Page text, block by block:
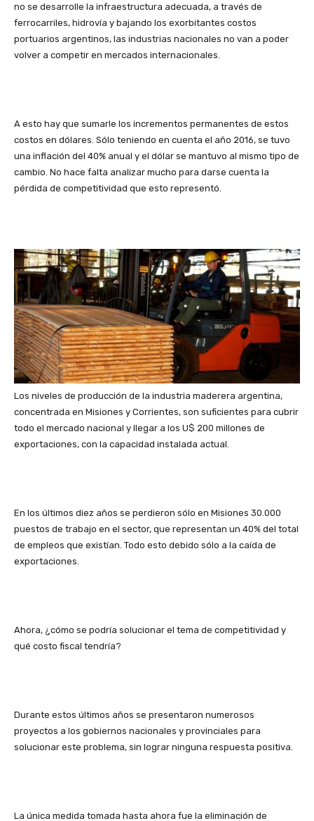
no se desarrolle la infraestructura adecuada, a través de
ferrocarriles, hidrovía y bajando los exorbitantes costos
portuarios argentinos, las industrias nacionales no van a poder
volver a competir en mercados internacionales.
A esto hay que sumarle los incrementos permanentes de estos
costos en dólares. Sólo teniendo en cuenta el año 2016, se tuvo
una inflación del 40% anual y el dólar se mantuvo al mismo tipo de
cambio. No hace falta analizar mucho para darse cuenta la
pérdida de competitividad que esto representó.
Los niveles de producción de la industria maderera argentina,
concentrada en Misiones y Corrientes, son suficientes para cubrir
todo el mercado nacional y llegar a los U$ 200 millones de
exportaciones, con la capacidad instalada actual.
En los últimos diez años se perdieron sólo en Misiones 30.000
puestos de trabajo en el sector, que representan un 40% del total
de empleos que existían. Todo esto debido sólo a la caída de
exportaciones.
Ahora, ¿cómo se podría solucionar el tema de competitividad y
qué costo fiscal tendría?
Durante estos últimos años se presentaron numerosos
proyectos a los gobiernos nacionales y provinciales para
solucionar este problema, sin lograr ninguna respuesta positiva.
La única medida tomada hasta ahora fue la eliminación de